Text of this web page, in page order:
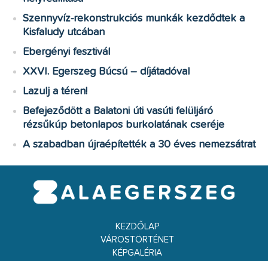
Szennyvíz-rekonstrukciós munkák kezdődtek a
Kisfaludy utcában
Ebergényi fesztivál
XXVI. Egerszeg Búcsú – díjátadóval
Lazulj a téren!
Befejeződött a Balatoni úti vasúti felüljáró
rézsűkúp betonlapos burkolatának cseréje
A szabadban újraépítették a 30 éves nemezsátrat
KEZDŐLAP
VÁROSTÖRTÉNET
KÉPGALÉRIA